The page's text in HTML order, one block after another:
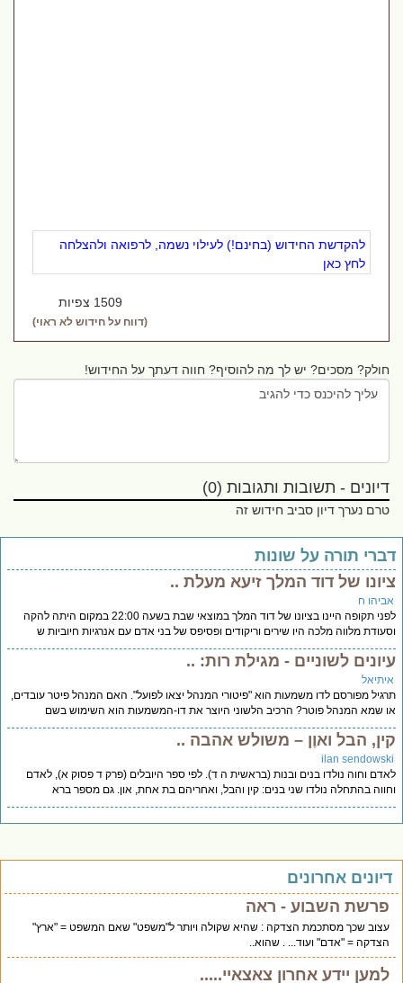
להקדשת החידוש (בחינם!) לעילוי נשמה, לרפואה ולהצלחה
לחץ כאן
1509 צפיות
(דווח על חידוש לא ראוי)
חולק? מסכים? יש לך מה להוסיף? חווה דעתך על החידוש!
דיונים - תשובות ותגובות (0)
טרם נערך דיון סביב חידוש זה
דברי תורה על שונות
ציונו של דוד המלך זיעא מעלת ..
אביהו ח
לפני תקופה היינו בציונו של דוד המלך במוצאי שבת בשעה 22:00 במקום היתה להקה
וסעודת מלווה מלכה היו שירים וריקודים ופסיפס של בני אדם עם אנרגיות חיוביות ש
עיונים לשוניים - מגילת רות: ..
איתיאל
תרגיל מפורסם לדו משמעות הוא "פיטורי המנהל יצאו לפועל". האם המנהל פיטר עובדים,
או שמא המנהל פוטר? הרכיב הלשוני היוצר את דו-המשמעות הוא השימוש בשם
קין, הבל ואוֶן – משולש אהבה ..
ilan sendowski
לאדם וחוה נולדו בנים ובנות (בראשית ה ד). לפי ספר היובלים (פרק ד פסוק א), לאדם
וחווה בהתחלה נולדו שני בנים: קין והבל, ואחריהם בת אחת, און. גם מספר ברא
דיונים אחרונים
פרשת השבוע - ראה
עצוב שכך מסתכמת הצדקה : שהיא שקולה ויותר ל"משפט" שאם המשפט = "ארץ"
הצדקה = "אדם" ועוד... . שהוא..
למען יידע אחרון צאצאיי.....